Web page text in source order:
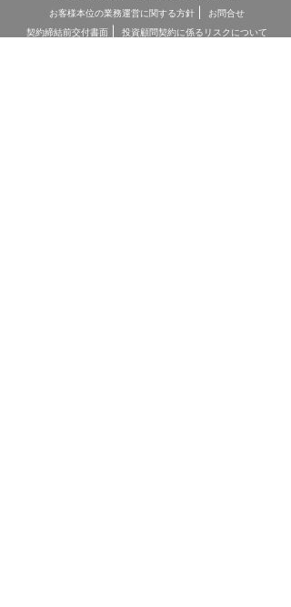
お客様本位の業務運営に関する方針
お問合せ
契約締結前交付書面
投資顧問契約に係るリスクについて